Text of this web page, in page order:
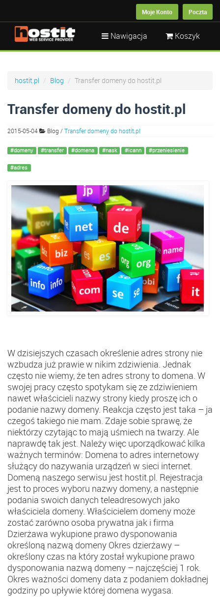
Moje Konto Poczta
Koszyk
Nawigacja
hostit.pl Blog Transfer domeny do hostit.pl
Transfer domeny do hostit.pl
2015-05-04 Blog /Transfer domeny do hostit.pl
#domeny #transfer #domena #nask #icann #przeniesienie
#adres
W dzisiejszych czasach określenie adres strony nie
wzbudza już prawie w nikim zdziwienia. Jednak
często nie wiemy, że ten adres strony to domena. W
swojej pracy często spotykam się ze zdziwieniem
nawet właścicieli nazwy strony kiedy proszę ich o
podanie nazwy domeny. Reakcja często jest taka – ja
czegoś takiego nie mam. Zdaje sobie sprawę, że
niektórzy czytając to mają uśmiech na twarzy. Ale
naprawdę tak jest. Należy więc uporządkować kilka
ważnych terminów: Domena to adres internetowy
służący do nazywania urządzeń w sieci internet.
Domeną naszego serwisu jest hostit.pl. Rejestracja
jest to proces wyboru nazwy domeny, a następnie
podania swoich danych teleadresowych jako
właściciela domeny. Właścicielem domeny może
zostać zarówno osoba prywatna jak i firma
Dzierżawa wykupione prawo dysponowania
określoną nazwą domeny Okres dzierżawy –
określony czas na który został wykupione prawo
dysponowania nazwą domeny – najczęściej 1 rok.
Okres ważności domeny data z podaniem dokładnej
godziny po upływie której domena wygasa.